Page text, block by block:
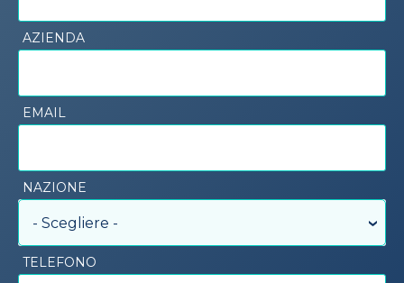
AZIENDA
EMAIL
NAZIONE
- Scegliere -
TELEFONO